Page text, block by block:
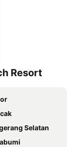
Resort
Selatan